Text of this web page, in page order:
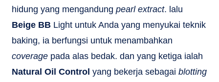
hidung yang mengandung pearl extract. lalu
Beige BB Light untuk Anda yang menyukai teknik
baking, ia berfungsi untuk menambahkan
coverage pada alas bedak. dan yang ketiga ialah
Natural Oil Control yang bekerja sebagai blotting